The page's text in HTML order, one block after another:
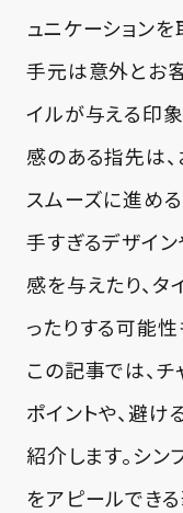
ュニケーションを
手元は意外とお
イルが与える印
感のある指先は
スムーズに進め
手すぎるデザイ
感を与えたり、
ったりする可能性
この記事では、
ポイントや、避
紹介します。シ
をアピールでき